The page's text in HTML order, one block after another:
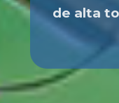
de alta